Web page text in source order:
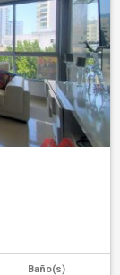
Baño(s)